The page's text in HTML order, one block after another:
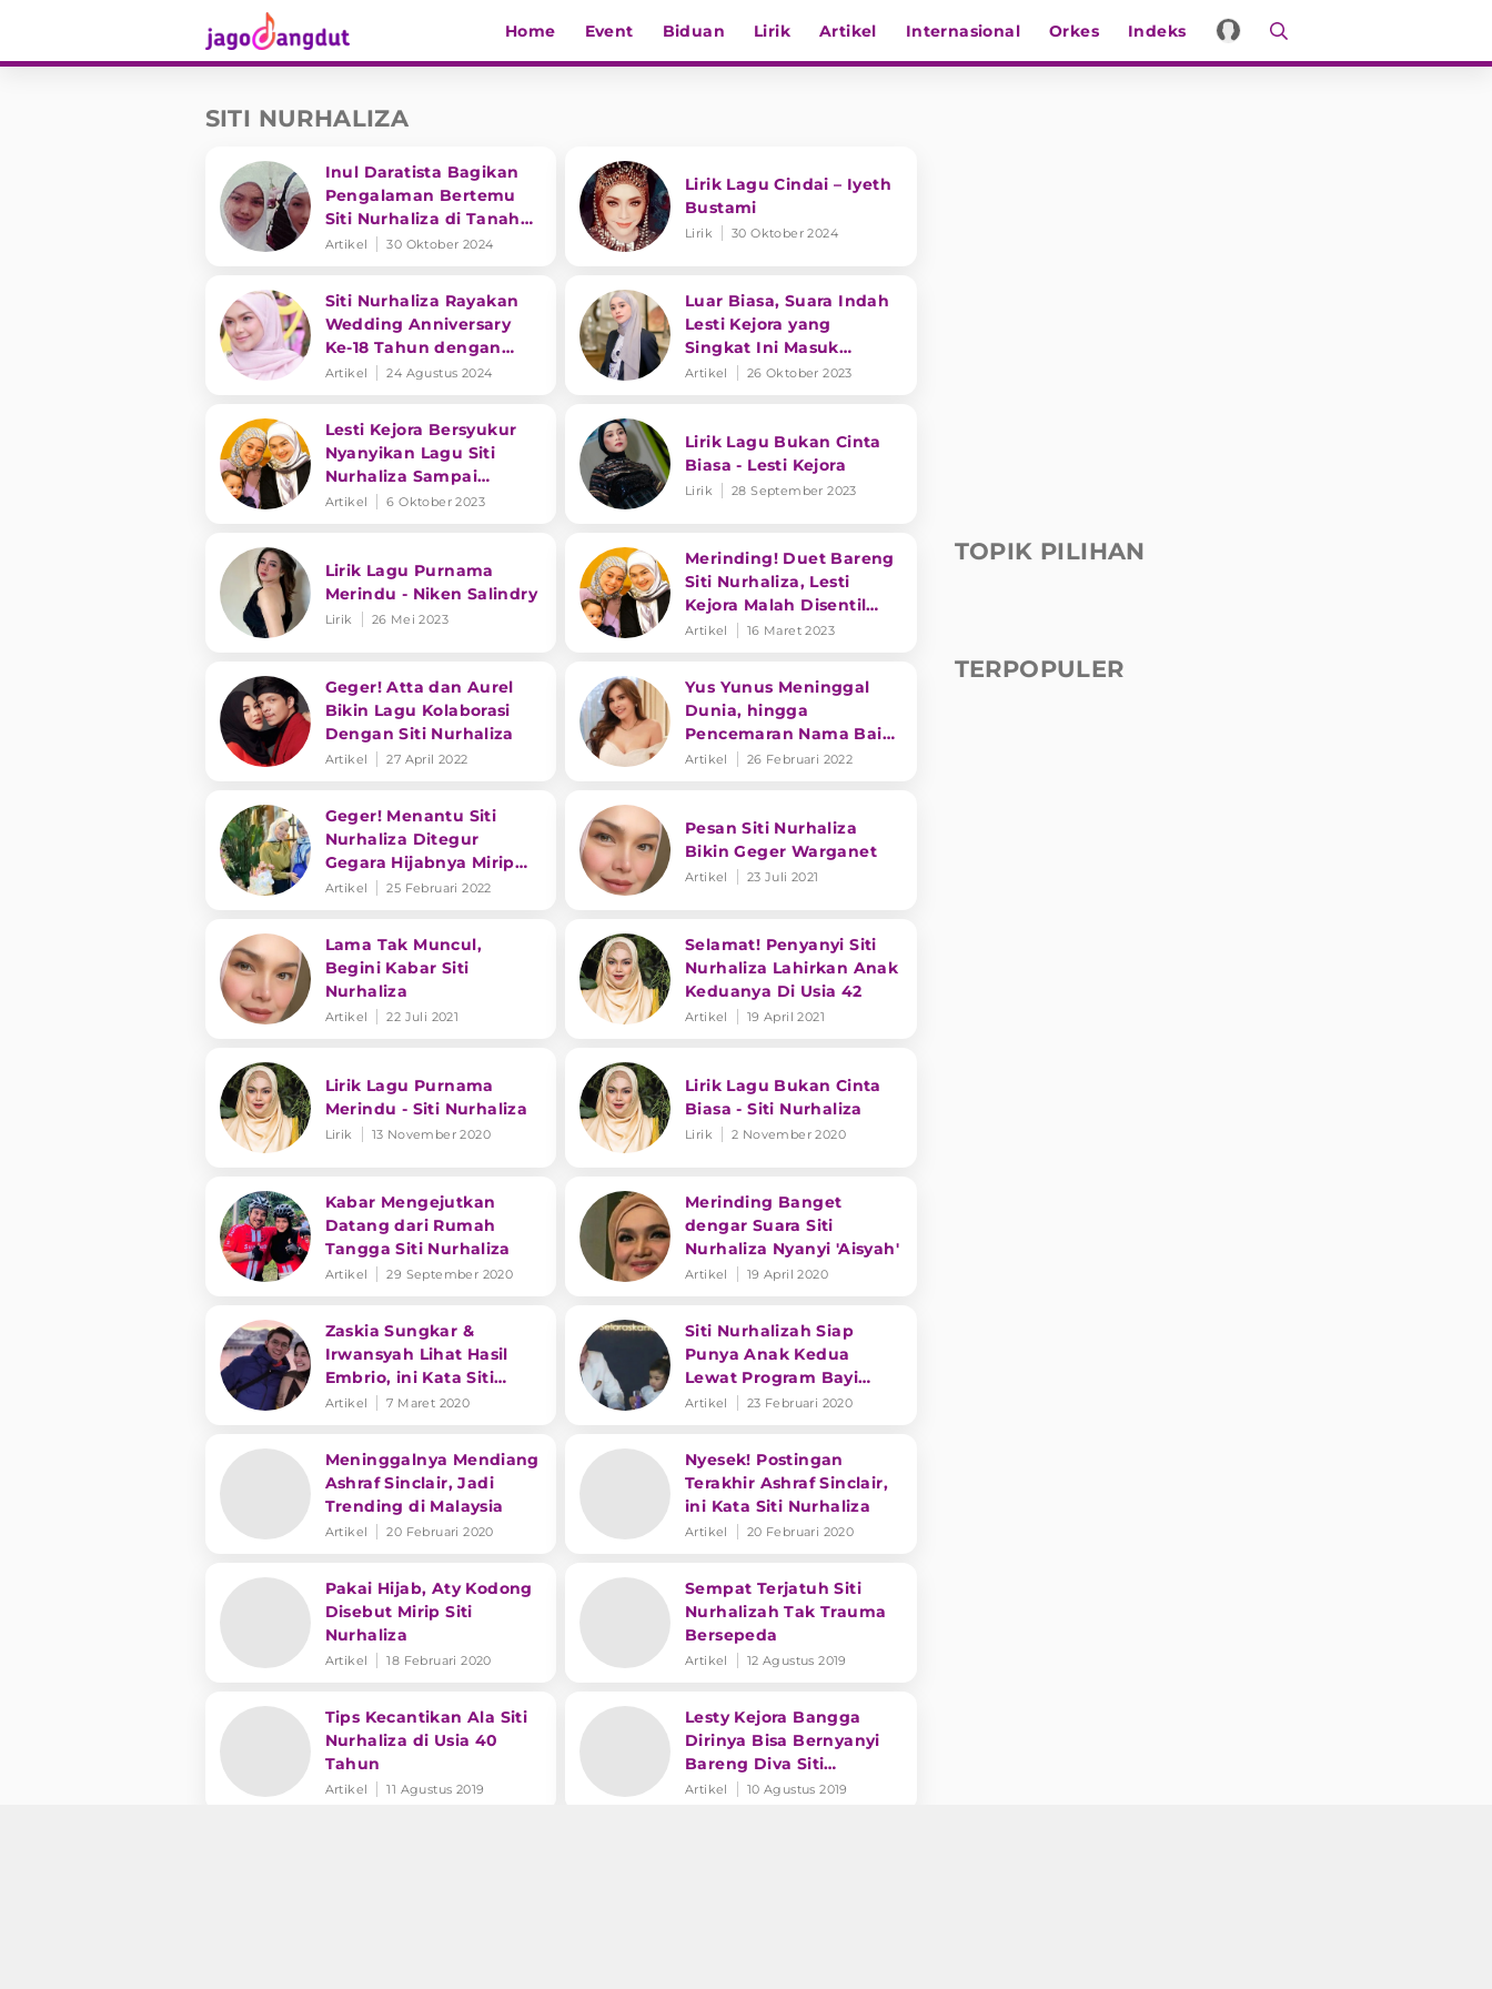
Home Event Biduan Lirik Artikel Internasional Orkes Indeks
SITI NURHALIZA
Inul Daratista Bagikan
Pengalaman Bertemu
Siti Nurhaliza di Tanah
Suci
Artikel 30 Oktober 2024
Lirik Lagu Cindai – Iyeth
Bustami
Lirik 30 Oktober 2024
Siti Nurhaliza Rayakan
Wedding Anniversary
Ke-18 Tahun dengan
Datuk Khalid
Artikel 24 Agustus 2024
Luar Biasa, Suara Indah
Lesti Kejora yang
Singkat Ini Masuk
Trending di YouTube
Artikel 26 Oktober 2023
Lesti Kejora Bersyukur
Nyanyikan Lagu Siti
Nurhaliza Sampai
Trending di YouTube
Artikel 6 Oktober 2023
Lirik Lagu Bukan Cinta
Biasa - Lesti Kejora
Lirik 28 September 2023
Lirik Lagu Purnama
Merindu - Niken Salindry
Lirik 26 Mei 2023
Merinding! Duet Bareng
Siti Nurhaliza, Lesti
Kejora Malah Disentil
Netizen
Artikel 16 Maret 2023
Geger! Atta dan Aurel
Bikin Lagu Kolaborasi
Dengan Siti Nurhaliza
Artikel 27 April 2022
Yus Yunus Meninggal
Dunia, hingga
Pencemaran Nama Baik
Maria Vania
Artikel 26 Februari 2022
Geger! Menantu Siti
Nurhaliza Ditegur
Gegara Hijabnya Mirip
Biarawati
Artikel 25 Februari 2022
Pesan Siti Nurhaliza
Bikin Geger Warganet
Artikel 23 Juli 2021
Lama Tak Muncul,
Begini Kabar Siti
Nurhaliza
Artikel 22 Juli 2021
Selamat! Penyanyi Siti
Nurhaliza Lahirkan Anak
Keduanya Di Usia 42
Artikel 19 April 2021
Lirik Lagu Purnama
Merindu - Siti Nurhaliza
Lirik 13 November 2020
Lirik Lagu Bukan Cinta
Biasa - Siti Nurhaliza
Lirik 2 November 2020
Kabar Mengejutkan
Datang dari Rumah
Tangga Siti Nurhaliza
Artikel 29 September 2020
Merinding Banget
dengar Suara Siti
Nurhaliza Nyanyi 'Aisyah'
Artikel 19 April 2020
Zaskia Sungkar &
Irwansyah Lihat Hasil
Embrio, ini Kata Siti
Nurhaliza
Artikel 7 Maret 2020
Siti Nurhalizah Siap
Punya Anak Kedua
Lewat Program Bayi
Tabung?
Artikel 23 Februari 2020
Meninggalnya Mendiang
Ashraf Sinclair, Jadi
Trending di Malaysia
Artikel 20 Februari 2020
Nyesek! Postingan
Terakhir Ashraf Sinclair,
ini Kata Siti Nurhaliza
Artikel 20 Februari 2020
Pakai Hijab, Aty Kodong
Disebut Mirip Siti
Nurhaliza
Artikel 18 Februari 2020
Sempat Terjatuh Siti
Nurhalizah Tak Trauma
Bersepeda
Artikel 12 Agustus 2019
Tips Kecantikan Ala Siti
Nurhaliza di Usia 40
Tahun
Artikel 11 Agustus 2019
Lesty Kejora Bangga
Dirinya Bisa Bernyanyi
Bareng Diva Siti
Nurhaliza
Artikel 10 Agustus 2019
TOPIK PILIHAN
TERPOPULER